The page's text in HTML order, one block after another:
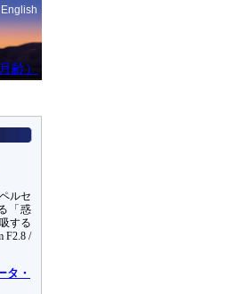
English
ルセ
「惑
する
F2.8 /
タ・